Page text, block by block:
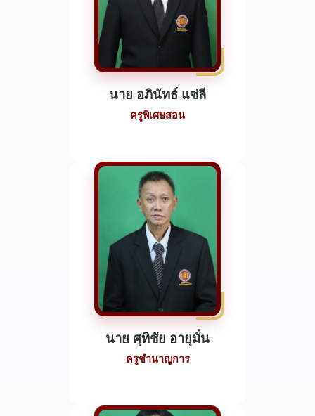
นาย อภินัทธ์ แซ่ลี
ครูพิเศษสอน
นาย ศุทิชัย อายุมั่น
ครูชำนาญการ